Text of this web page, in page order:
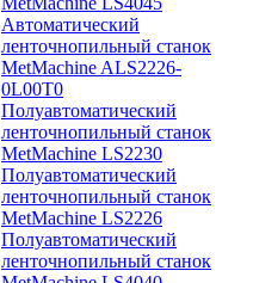
Автоматический
ленточнопильный станок
MetMachine ALS2226-
0L00T0
Полуавтоматический
ленточнопильный станок
MetMachine LS2230
Полуавтоматический
ленточнопильный станок
MetMachine LS2226
Полуавтоматический
ленточнопильный станок